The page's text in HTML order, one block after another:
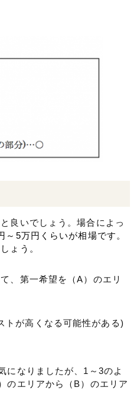
良いでしょう。場合によっ
～5万円くらいが相場です。
ょう。
、第一希望を（A）のエリ
トが高くなる可能性がある)
になりましたが、1～3のよ
のエリアから（B）のエリア